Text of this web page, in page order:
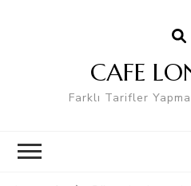
CAFE
Farklı Tarifler